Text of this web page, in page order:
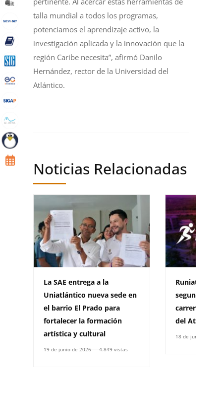
talla mundial a todos los programas,
potenciamos el aprendizaje activo, la
investigación aplicada y la innovación que la
región Caribe necesita”, afirmó Danilo
Hernández, rector de la Universidad del
Atlántico.
Noticias Relacionadas
La SAE entrega a la
Uniatlántico nueva sede en
el barrio El Prado para
fortalecer la formación
artística y cultural
19 de junio de 2026 4.849 vistas
segunda
carrera de la
del Atlántico
18 de junio de